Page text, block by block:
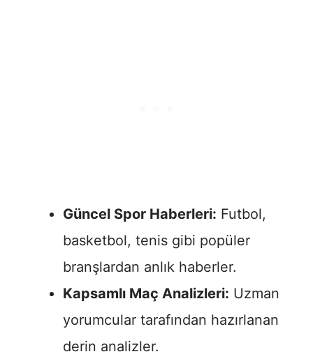
Güncel Spor Haberleri: Futbol,
basketbol, tenis gibi popüler
branşlardan anlık haberler.
Kapsamlı Maç Analizleri: Uzman
yorumcular tarafından hazırlanan
derin analizler.